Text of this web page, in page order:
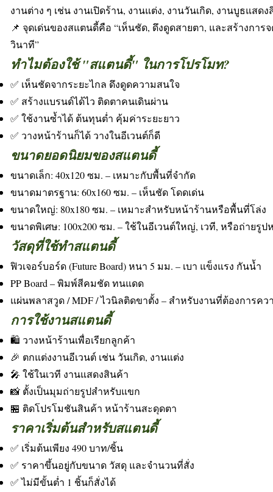
งานต่าง ๆ เช่น งานเปิดร้าน, งานแต่ง, งานวันเกิด, งานบูธแสด
📌 จุดเด่นของสแตนดี้คือ “เห็นชัด, ดึงดูดสายตา, และสร้างการ
วินาที”
ทำไมต้องใช้ "สแตนดี้" ในการโปรโมท?
✅ เห็นชัดจากระยะไกล ดึงดูดความสนใจ
✅ สร้างแบรนด์ได้ไว ติดตาคนเดินผ่าน
✅ ใช้งานซ้ำได้ ต้นทุนต่ำ คุ้มค่าระยะยาว
✅ วางหน้าร้านก็ได้ วางในอีเวนต์ก็ดี
ขนาดยอดนิยมของสแตนดี้
ขนาดเล็ก: 40x120 ซม. – เหมาะกับพื้นที่จำกัด
ขนาดมาตรฐาน: 60x160 ซม. – เห็นชัด โดดเด่น
ขนาดใหญ่: 80x180 ซม. – เหมาะสำหรับหน้าร้านหรือพื้นที่โล่ง
ขนาดพิเศษ: 100x200 ซม. – ใช้ในอีเวนต์ใหญ่, เวที, หรือถ่ายรูป
วัสดุที่ใช้ทำสแตนดี้
ฟิวเจอร์บอร์ด (Future Board) หนา 5 มม. – เบา แข็งแรง กันน้ำ
PP Board – พิมพ์สีคมชัด ทนแดด
แผ่นพลาสวูด / MDF / ไวนิลติดขาตั้ง – สำหรับงานที่ต้องการค
การใช้งานสแตนดี้
🛍️ วางหน้าร้านเพื่อเรียกลูกค้า
🎉 ตกแต่งงานอีเวนต์ เช่น วันเกิด, งานแต่ง
🎤 ใช้ในเวที งานแสดงสินค้า
📸 ตั้งเป็นมุมถ่ายรูปสำหรับแขก
🏪 ติดโปรโมชันสินค้า หน้าร้านสะดุดตา
ราคาเริ่มต้นสำหรับสแตนดี้
✅ เริ่มต้นเพียง 490 บาท/ชิ้น
✅ ราคาขึ้นอยู่กับขนาด วัสดุ และจำนวนที่สั่ง
✅ ไม่มีขั้นต่ำ 1 ชิ้นก็สั่งได้